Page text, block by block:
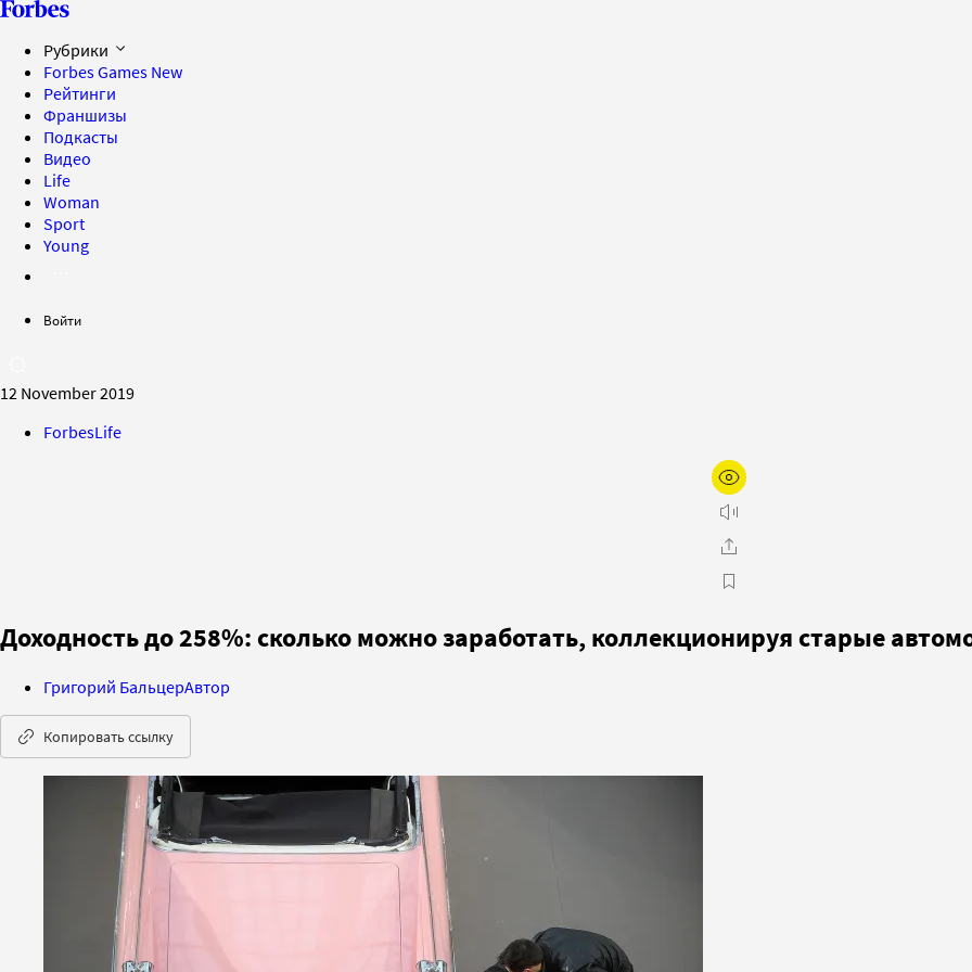
Рубрики
Forbes Games New
Рейтинги
Франшизы
Подкасты
Видео
Life
Woman
Sport
Young
Войти
12 November 2019
ForbesLife
Доходность до 258%: сколько можно заработать, коллекционируя старые
Григорий БальцерАвтор
Копировать ссылку